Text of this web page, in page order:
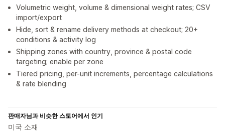
Volumetric weight, volume & dimensional weight rates; CSV
import/export
Hide, sort & rename delivery methods at checkout; 20+
conditions & activity log
Shipping zones with country, province & postal code
targeting; enable per zone
Tiered pricing, per-unit increments, percentage calculations
& rate blending
판매자님과 비슷한 스토어에서 인기
미국 소재